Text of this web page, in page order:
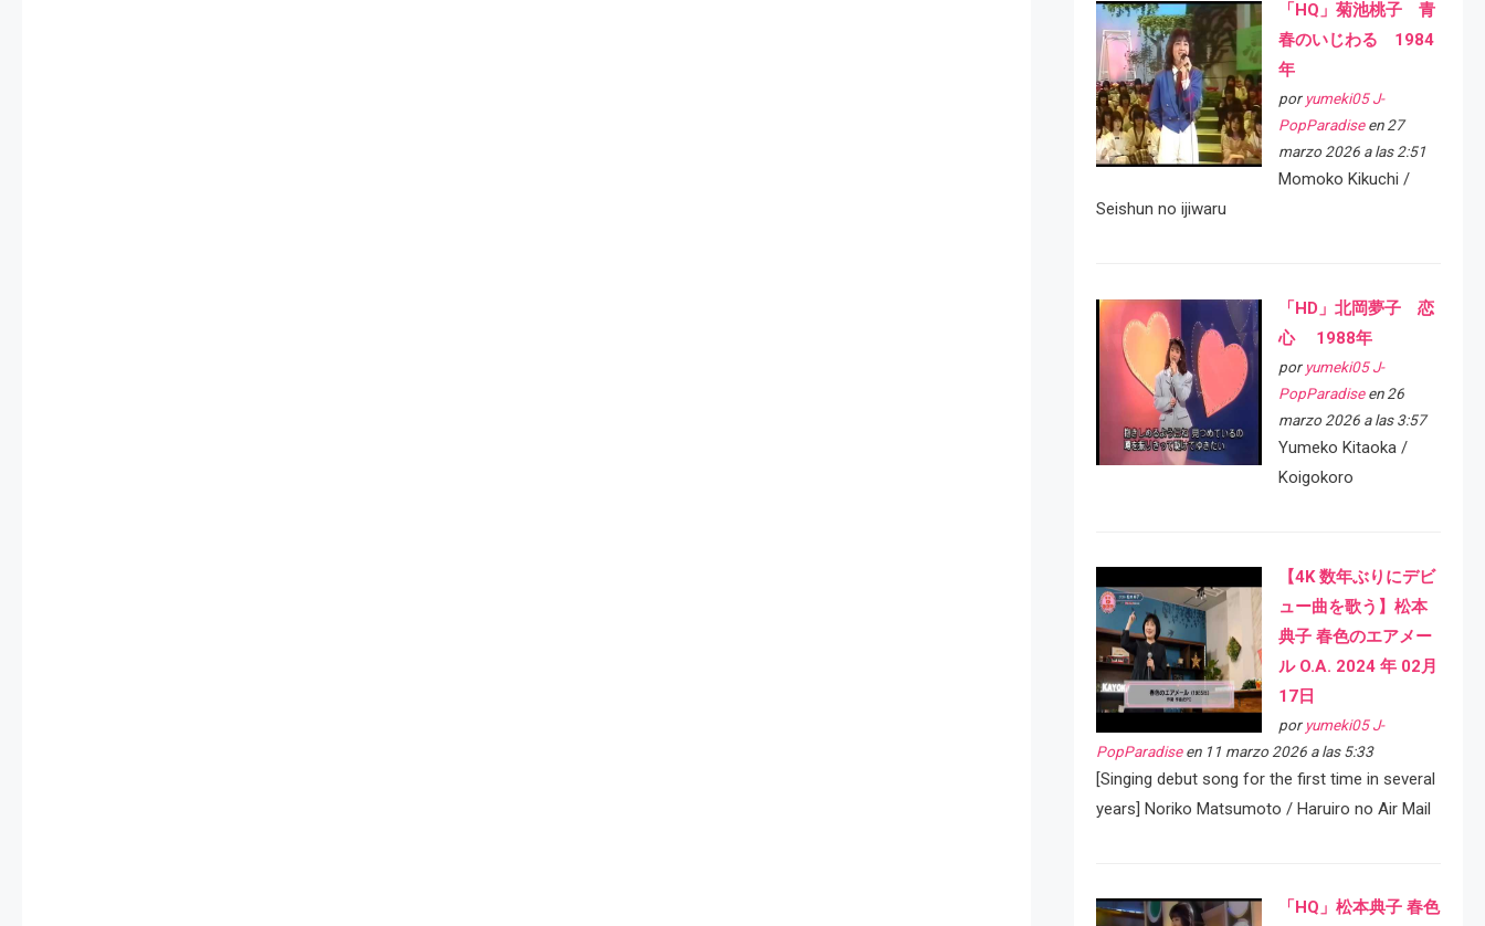
「HQ」菊池桃子 青
春のいじわる 1984
年
por yumeki05 J-
PopParadiseen 27
marzo 2026 a las 2:51
Momoko Kikuchi /
Seishun no ijiwaru
「HD」北岡夢子 恋
心 1988年
por yumeki05 J-
PopParadiseen 26
marzo 2026 a las 3:57
Yumeko Kitaoka /
Koigokoro
【4K 数年ぶりにデビ
ュー曲を歌う】松本
典子 春色のエアメー
ル O.A. 2024 年 02月
17日
por yumeki05 J-
PopParadiseen 11 marzo 2026 a las 5:33
[Singing debut song for the first time in several
years] Noriko Matsumoto / Haruiro no Air Mail
「HQ」松本典子 春色